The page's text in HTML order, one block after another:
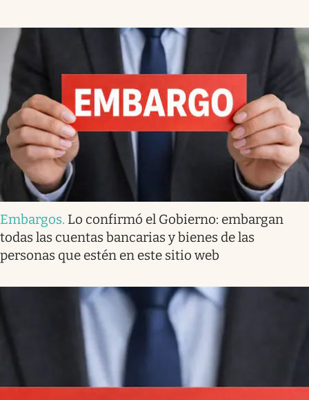
Embargos. Lo confirmó el Gobierno: embargan
todas las cuentas bancarias y bienes de las
personas que estén en este sitio web